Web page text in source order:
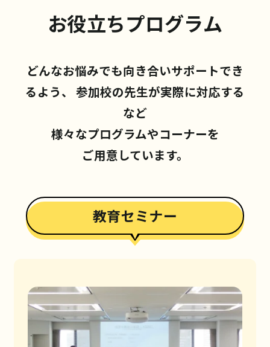
お役立ちプログラム
どんなお悩みでも向き合いサポートでき
るよう、 参加校の先生が実際に対応する
など
様々なプログラムやコーナーを
ご用意しています。
教育セミナー